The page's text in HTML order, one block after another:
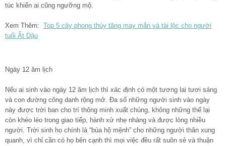
túc khiến ai cũng ngưỡng mộ.
Xem Thêm: Top 5 cây phong thủy tăng may mắn và tài lộc cho người
tuổi Ất Dậu
Ngày 12 âm lịch
Nếu ai sinh vào ngày 12 âm lịch thì xác định có một tương lai tươi sáng
và con đường công danh rộng mở. Đa số những người sinh vào ngày
này được trời ban cho trí thông minh xuất chúng, không những thế lại
còn khéo léo trong giao tiếp, hành xử nhẹ nhàng và được lòng nhiều
người. Trời sinh họ chính là “bùa hộ mệnh” cho những người thân xung
quanh, vì chỉ cần có họ bên cạnh thì mọi việc đều rất suôn sẻ và thuận